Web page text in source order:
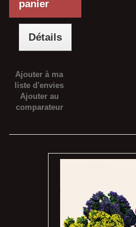
panier
Détails
Ajouter à ma
liste d'envies
Ajouter au
comparateur